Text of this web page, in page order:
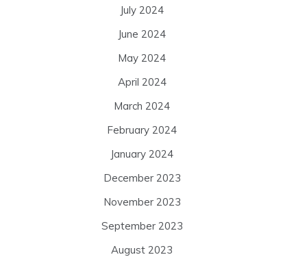
July 2024
June 2024
May 2024
April 2024
March 2024
February 2024
January 2024
December 2023
November 2023
September 2023
August 2023